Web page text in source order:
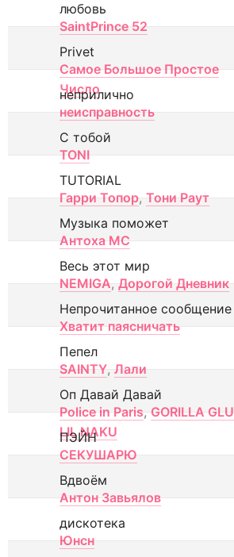
любовь
SaintPrince 52
Privet
Самое Большое Простое
Число
неприлично
неисправность
С тобой
TONI
TUTORIAL
Гарри Топор, Тони Раут
Музыка поможет
Антоха МС
Весь этот мир
NEMIGA, Дорогой Дневник
Непрочитанное сообщение
Хватит паясничать
Пепел
SAINTY, Лали
Оп Давай Давай
Police in Paris, GORILLA GLU
LIL NAKU
ПЭЙН
СЕКУШАРЮ
Вдвоём
Антон Завьялов
дискотека
Юнсн